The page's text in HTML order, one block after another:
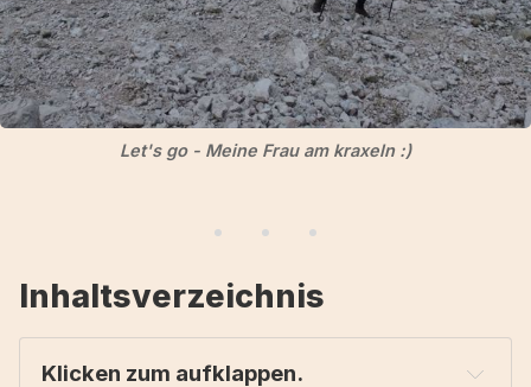
Let's go - Meine Frau am kraxeln :)
Inhaltsverzeichnis
Klicken zum aufklappen.